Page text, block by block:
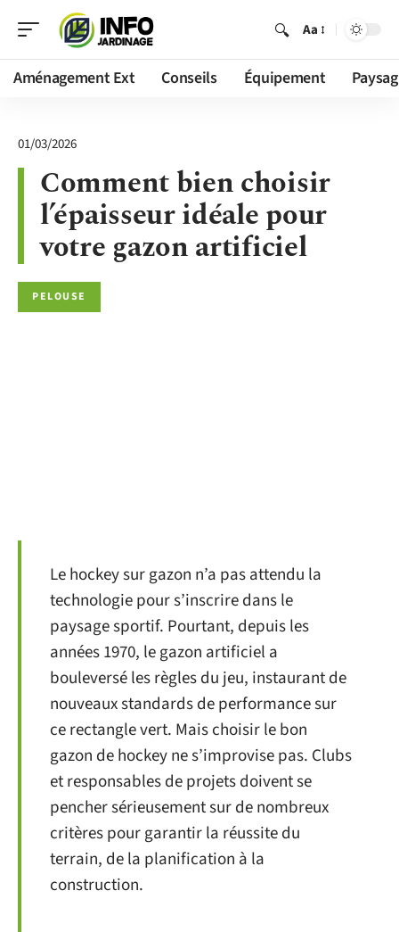
Aa
Aménagement Ext Conseils Équipement
01/03/2026
Comment bien choisir
l’épaisseur idéale pour
votre gazon artificiel
PELOUSE
Le hockey sur gazon n’a pas attendu la
technologie pour s’inscrire dans le
paysage sportif. Pourtant, depuis les
années 1970, le gazon artificiel a
bouleversé les règles du jeu, instaurant de
nouveaux standards de performance sur
ce rectangle vert. Mais choisir le bon
gazon de hockey ne s’improvise pas. Clubs
et responsables de projets doivent se
pencher sérieusement sur de nombreux
critères pour garantir la réussite du
terrain, de la planification à la
construction.